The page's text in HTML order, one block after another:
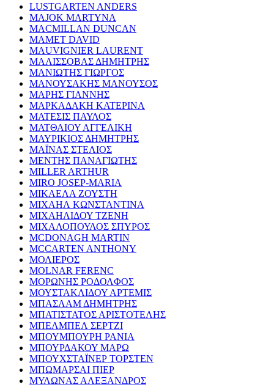
LUSTGARTEN ANDERS
MAJOK MARTYNA
MACMILLAN DUNCAN
MAMET DAVID
MAUVIGNIER LAURENT
ΜΑΛΙΣΣΟΒΑΣ ΔΗΜΗΤΡΗΣ
ΜΑΝΙΩΤΗΣ ΓΙΩΡΓΟΣ
ΜΑΝΟΥΣΑΚΗΣ ΜΑΝΟΥΣΟΣ
ΜΑΡΗΣ ΓΙΑΝΝΗΣ
ΜΑΡΚΑΔΑΚΗ ΚΑΤΕΡΙΝΑ
ΜΑΤΕΣΙΣ ΠΑΥΛΟΣ
ΜΑΤΘΑΙΟΥ ΑΓΓΕΛΙΚΗ
ΜΑΥΡΙΚΙΟΣ ΔΗΜΗΤΡΗΣ
ΜΑΪΝΑΣ ΣΤΕΛΙΟΣ
ΜΕΝΤΗΣ ΠΑΝΑΓΙΩΤΗΣ
MILLER ARTHUR
MIRO JOSEP-MARIA
ΜΙΚΑΕΛΑ ΖΟΥΣΤΗ
ΜΙΧΑΗΛ ΚΩΝΣΤΑΝΤΙΝΑ
ΜΙΧΑΗΛΙΔΟΥ ΤΖΕΝΗ
ΜΙΧΑΛΟΠΟΥΛΟΣ ΣΠΥΡΟΣ
MCDONAGH MARTIN
MCCARTEN ANTHONY
ΜΟΛΙΕΡΟΣ
MOLNAR FERENC
ΜΟΡΩΝΗΣ ΡΟΔΟΛΦΟΣ
ΜΟΥΣΤΑΚΛΙΔΟΥ ΑΡΤΕΜΙΣ
ΜΠΑΣΛΑΜ ΔΗΜΗΤΡΗΣ
ΜΠΑΤΙΣΤΑΤΟΣ ΑΡΙΣΤΟΤΕΛΗΣ
ΜΠΕΛΜΠΕΛ ΣΕΡΤΖΙ
ΜΠΟΥΜΠΟΥΡΗ ΡΑΝΙΑ
ΜΠΟΥΡΔΑΚΟΥ ΜΑΡΩ
ΜΠΟΥΧΣΤΑΪΝΕΡ ΤΟΡΣΤΕΝ
ΜΠΩΜΑΡΣΑΙ ΠΙΕΡ
ΜΥΛΩΝΑΣ ΑΛΕΞΑΝΔΡΟΣ